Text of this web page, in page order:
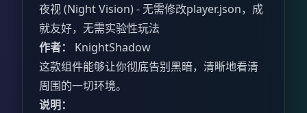
夜视 (Night Vision) - 无需修改player.json，成
就友好，无需实验性玩法
作者：
KnightShadow
这款组件能够让你彻底告别黑暗，清晰地看清
周围的一切环境。
说明：